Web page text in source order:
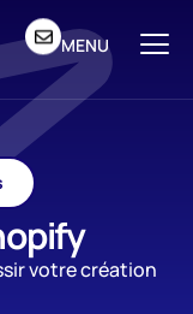
MENU
votre création